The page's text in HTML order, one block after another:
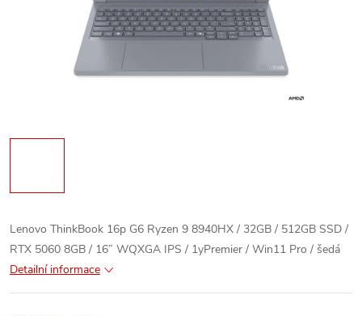
Lenovo ThinkBook 16p G6 Ryzen 9 8940HX / 32GB / 512GB SSD /
RTX 5060 8GB / 16” WQXGA IPS / 1yPremier / Win11 Pro / šedá
Detailní informace